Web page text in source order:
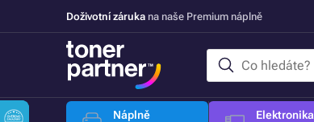
Doživotní záruka na naše Premium náplně
Náplně
Elektronika